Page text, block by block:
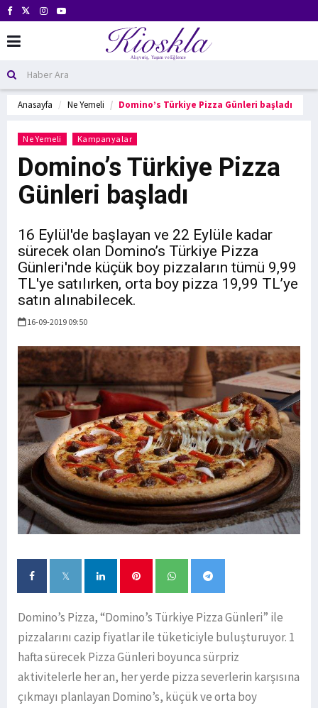
Anasayfa Ne Yemeli Domino’s Türkiye Pizza Günleri başladı
Ne Yemeli Kampanyalar
Domino’s Türkiye Pizza
Günleri başladı
16 Eylül'de başlayan ve 22 Eylüle kadar
sürecek olan Domino’s Türkiye Pizza
Günleri'nde küçük boy pizzaların tümü 9,99
TL'ye satılırken, orta boy pizza 19,99 TL’ye
satın alınabilecek.
16-09-2019 09:50
Domino’s Pizza, “Domino’s Türkiye Pizza Günleri” ile
pizzalarını cazip fiyatlar ile tüketiciyle buluşturuyor. 1
hafta sürecek Pizza Günleri boyunca sürpriz
aktivitelerle her an, her yerde pizza severlerin karşısına
çıkmayı planlayan Domino’s, küçük ve orta boy